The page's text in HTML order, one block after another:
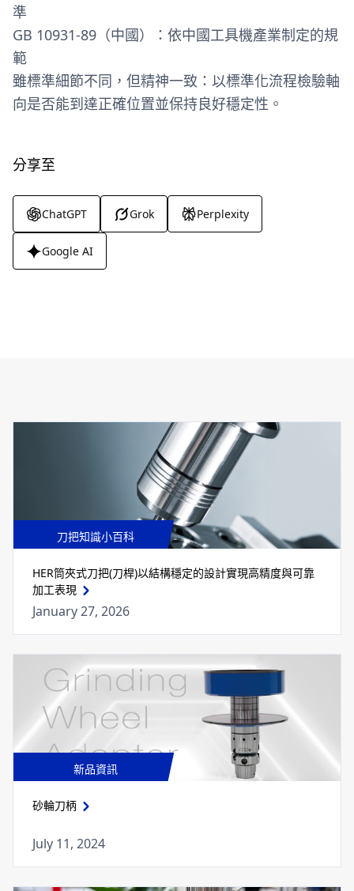
準
GB 10931-89（中國）：依中國工具機產業制定的規
範
雖標準細節不同，但精神一致：以標準化流程檢驗軸
向是否能到達正確位置並保持良好穩定性。
分享至
ChatGPT Grok Perplexity
Google AI
刀把知識小百科
HER筒夾式刀把(刀桿)以結構穩定的設計實現高精度與可靠
加工表現
January 27, 2026
新品資訊
砂輪刀柄
July 11, 2024